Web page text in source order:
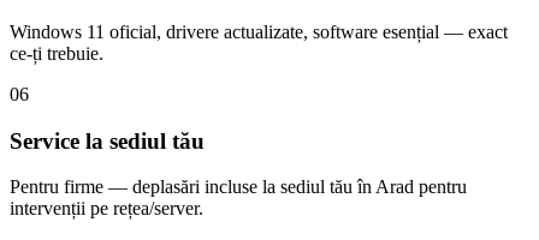
Windows 11 oficial, drivere actualizate, software esențial — exact
ce-ți trebuie.
06
Service la sediul tău
Pentru firme — deplasări incluse la sediul tău în Arad pentru
intervenții pe rețea/server.